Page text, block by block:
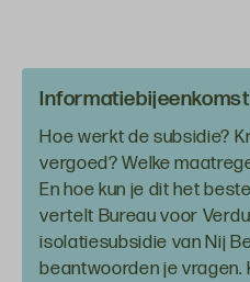
Informatiebijeenkomst
Hoe werkt de subsidie?
vergoed? Welke
En hoe kun je dit het
vertelt Bureau voor
isolatiesubsidie van Nij
beantwoorden je vragen.